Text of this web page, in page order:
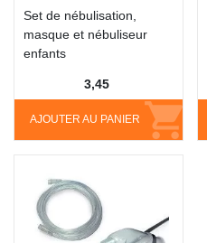
Set de nébulisation,
masque et nébuliseur
enfants
AJOUTER AU PANIER
3,45